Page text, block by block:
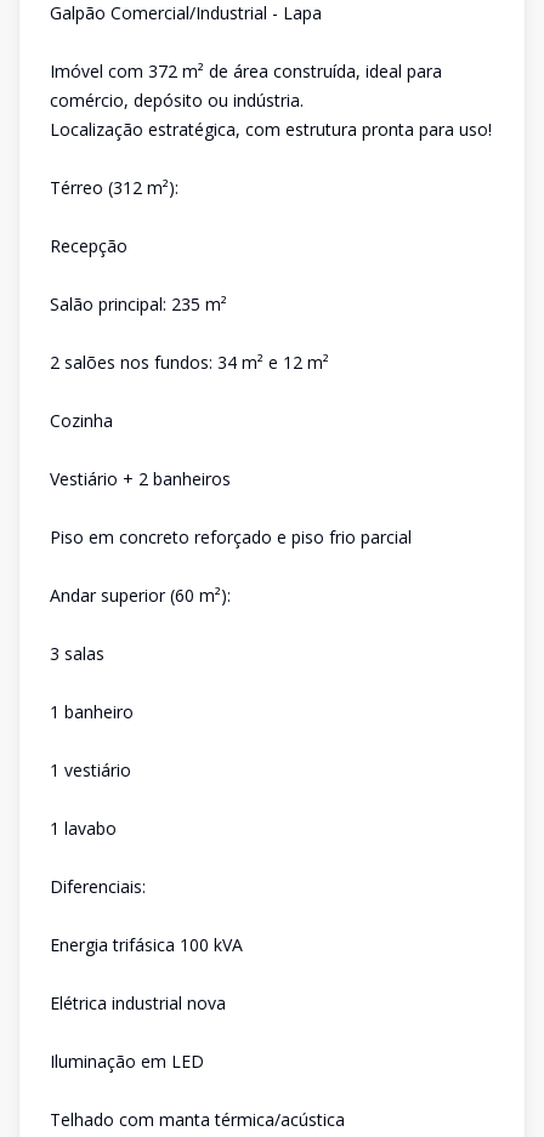
Galpão Comercial/Industrial - Lapa
Imóvel com 372 m² de área construída, ideal para
comércio, depósito ou indústria.
Localização estratégica, com estrutura pronta para uso!
Térreo (312 m²):
Recepção
Salão principal: 235 m²
2 salões nos fundos: 34 m² e 12 m²
Cozinha
Vestiário + 2 banheiros
Piso em concreto reforçado e piso frio parcial
Andar superior (60 m²):
3 salas
1 banheiro
1 vestiário
1 lavabo
Diferenciais:
Energia trifásica 100 kVA
Elétrica industrial nova
Iluminação em LED
Telhado com manta térmica/acústica